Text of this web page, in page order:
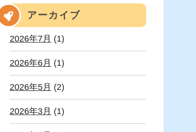
アーカイブ
2026年7月 (1)
2026年6月 (1)
2026年5月 (2)
2026年3月 (1)